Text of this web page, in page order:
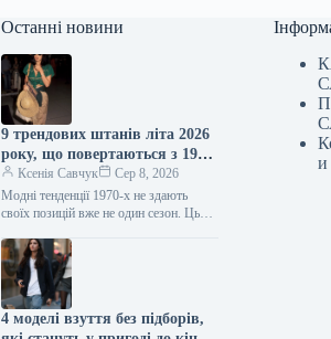
Останні новини
9 трендових штанів літа 2026
року, що повертаються з 1970-
х
Ксенія Савчук
Сер 8, 2026
Модні тенденції 1970-х не здають
своїх позицій вже не один сезон. Цього
фасони, характерні…
4 моделі взуття без підборів,
и